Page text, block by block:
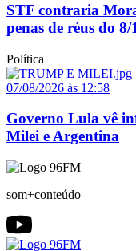
STF contraria
penas de réus do 8/1
Política
07/08/2026 às 12:58
Governo Lula vê
Milei e Argentina
som+conteúdo